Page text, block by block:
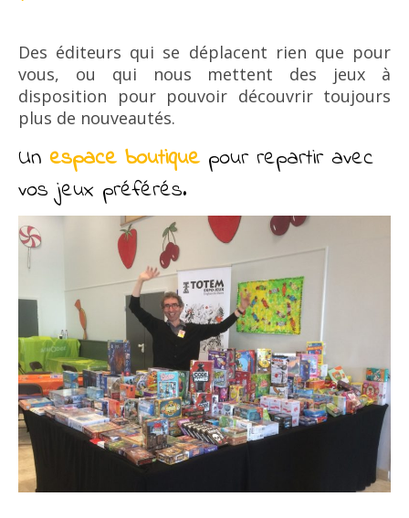
Des éditeurs qui se déplacent rien que pour
vous, ou qui nous mettent des jeux à
disposition pour pouvoir découvrir toujours
plus de nouveautés.
Un espace boutiquepour repartir avec
vos jeux préférés.